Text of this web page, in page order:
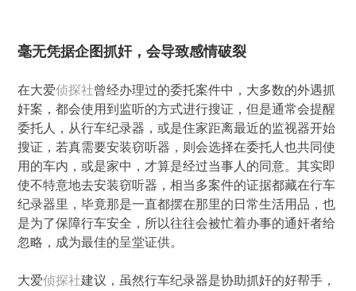
毫无凭据企图抓奸，会导致感情破裂
在大爱侦探社曾经办理过的委托案件中，大多数的外遇抓
奸案，都会使用到监听的方式进行搜证，但是通常会提醒
委托人，从行车纪录器，或是住家距离最近的监视器开始
搜证，若真需要安装窃听器，则会选择在委托人也共同使
用的车内，或是家中，才算是经过当事人的同意。其实即
使不特意地去安装窃听器，相当多案件的证据都藏在行车
纪录器里，毕竟那是一直都摆在那里的日常生活用品，也
是为了保障行车安全，所以往往会被忙着办事的通奸者给
忽略，成为最佳的呈堂证供。
大爱侦探社建议，虽然行车纪录器是协助抓奸的好帮手，